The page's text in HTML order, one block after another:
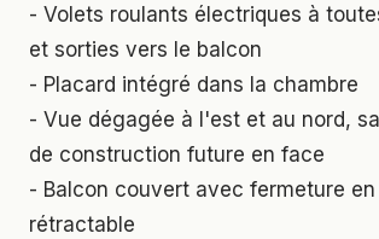
- Volets roulants électriques à
et sorties vers le balcon
- Placard intégré dans la chambre
- Vue dégagée à l'est et au nord,
de construction future en face
- Balcon couvert avec fermeture
rétractable